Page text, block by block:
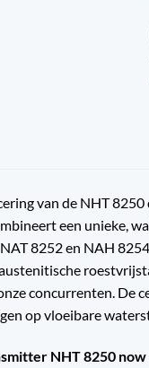
van de NHT
een unieke,
8252 en NAH
concurrenten.
op vloeibare
NHT 8250